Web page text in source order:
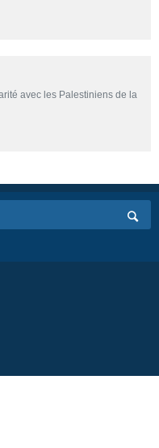
avec les Palestiniens de la